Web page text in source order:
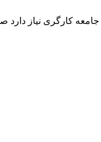
کارگری نیاز